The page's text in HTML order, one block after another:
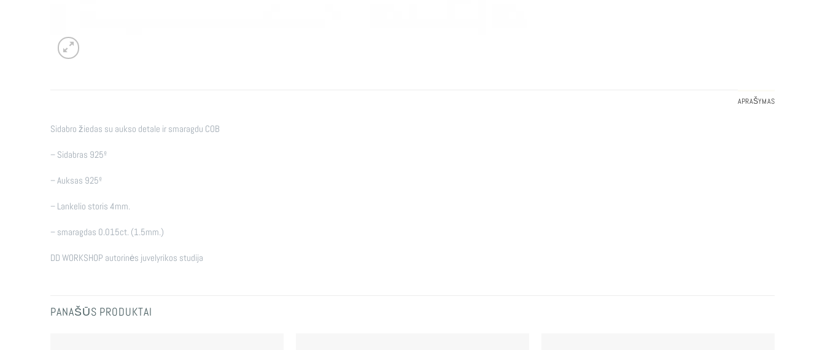
APRAŠYMAS
Sidabro žiedas su aukso detale ir smaragdu COB
– Sidabras 925º
– Auksas 925º
– Lankelio storis 4mm.
– smaragdas 0.015ct. (1.5mm.)
DD WORKSHOP autorinės juvelyrikos studija
PANAŠŪS PRODUKTAI